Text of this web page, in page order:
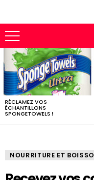
LES
DERNIERS
ÉCHANTILLONS
RÉCLAMEZ VOS
ÉCHANTILLONS
SPONGETOWELS !
NOURRITURE ET